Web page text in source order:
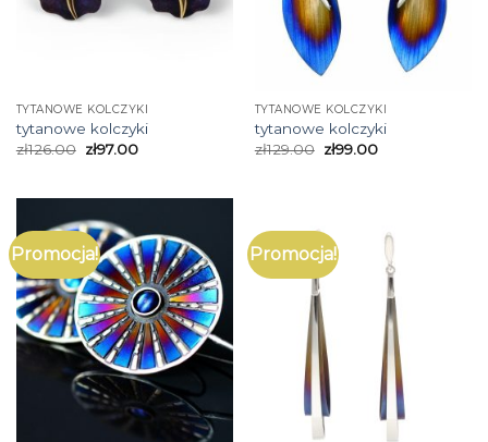
TYTANOWE KOLCZYKI
tytanowe kolczyki
zł126.00 zł97.00
TYTANOWE KOLCZYKI
tytanowe kolczyki
zł129.00 zł99.00
Promocja! Promocja!